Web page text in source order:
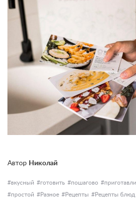
Автор Николай
вкусный готовить пошагово
простой
Разное Рецепты
Рецепты блюд